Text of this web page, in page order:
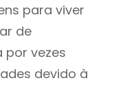
para viver
de
por vezes
devido à